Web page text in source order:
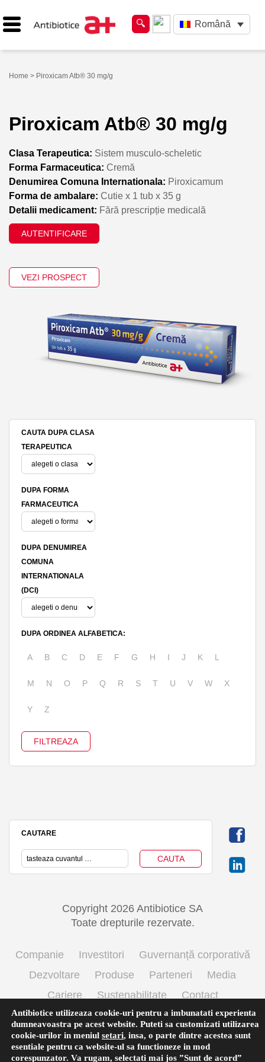
Română
Home > Piroxicam Atb® 30 mg/g
Piroxicam Atb® 30 mg/g
Clasa Terapeutica: Sistem musculo-scheletic
Forma Farmaceutica: Cremă
Denumirea Comuna Internationala: Piroxicamum
Forma de ambalare: Cutie x 1 tub x 35 g
Detalii medicament: Fără prescripție medicală
AUTENTIFICARE
VEZI PROSPECT
CAUTA DUPA CLASA
TERAPEUTICA
DUPA FORMA
FARMACEUTICA
DUPA DENUMIREA
COMUNA
INTERNATIONALA
(DCI)
DUPA ORDINEA ALFABETICA:
A B C D E F G H I J K L
M N O P Q R S T U V W X
Y Z
CAUTARE
Copyright 2026 Antibiotice SA
Toate drepturile rezervate.
Companie Investitori
Guvernanță corporativă
Dezvoltare
Produse Parteneri
Media
Cariere
Sustenabilitate
Contact
Termeni si conditii de utilizare
Politica cookie
Prelucrarea datelor cu caracter personal
Antibiotice utilizeaza cookie-uri pentru a imbunatati experienta
dumneavoastra pe acest website. Puteti sa customizati utilizarea
cookie-urilor in meniul setari, insa, o parte dintre acestea sunt
esentiale pentru ca website-ul sa functioneze in mod
corespunzator. Va rugam, selectati mai jos ”Sunt de acord”